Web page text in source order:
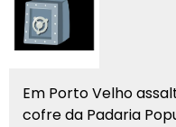
Em Porto Velho
cofre da Padaria